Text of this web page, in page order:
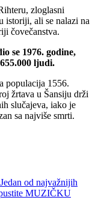
zloglasni
istoriji, ali se nalazi na
čovečanstva.
se 1976. godine,
ljudi.
populacija 1556.
žrtava u Šansiju drži
slučajeva, iako je
sa najviše smrti.